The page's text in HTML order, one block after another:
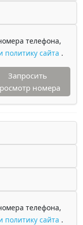
телефона,
политику сайта .
Запросить
номера
телефона,
политику сайта .